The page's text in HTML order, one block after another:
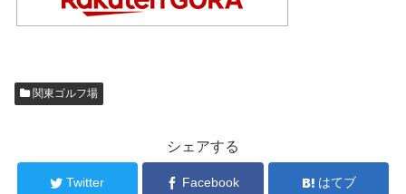
関東ゴルフ場
シェアする
Twitter Facebook はてブ